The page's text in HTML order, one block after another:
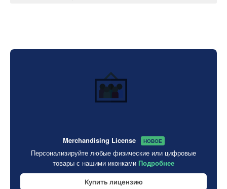
Merchandising License НОВОЕ
Персонализируйте любые физические или цифровые
товары с нашими иконками Подробнее
Купить лицензию